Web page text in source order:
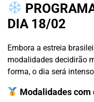
DIA 18/02
Embora a estreia
modalidades decidirão
forma, o dia será
Modalidades com